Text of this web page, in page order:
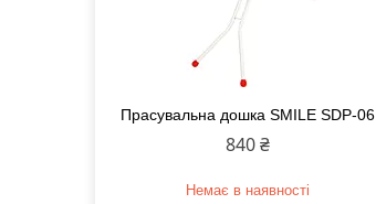
Прасувальна дошка SMILE SDP-06
840 ₴
Немає в наявності